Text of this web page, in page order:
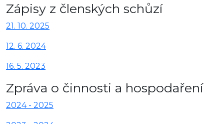
Zápisy z členských schůzí
21. 10. 2025
12. 6. 2024
16. 5. 2023
Zpráva o činnosti a hospodaření
2024 - 2025